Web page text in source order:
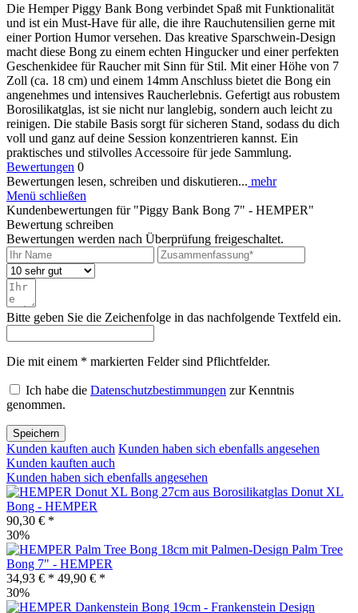
Die Hemper Piggy Bank Bong verbindet Spaß mit Funktionalität
und ist ein Must-Have für alle, die ihre Rauchutensilien gerne mit
einer Portion Humor versehen. Das kreative Sparschwein-Design
macht diese Bong zu einem echten Hingucker und einer perfekten
Geschenkidee für Raucher mit Sinn für Stil. Mit einer Höhe von 7
Zoll (ca. 18 cm) und einem 14mm Anschluss bietet die Bong ein
angenehmes und intensives Raucherlebnis. Gefertigt aus robustem
Borosilikatglas, ist sie nicht nur langlebig, sondern auch leicht zu
reinigen. Die stabile Basis sorgt für sicheren Stand, sodass du dich
voll und ganz auf deine Session konzentrieren kannst. Ein
praktisches und stilvolles Accessoire für jede Sammlung.
Bewertungen 0
Bewertungen lesen, schreiben und diskutieren... mehr
Menü schließen
Kundenbewertungen für "Piggy Bank Bong 7" - HEMPER"
Bewertung schreiben
Bewertungen werden nach Überprüfung freigeschaltet.
Bitte geben Sie die Zeichenfolge in das nachfolgende Textfeld ein.
Die mit einem * markierten Felder sind Pflichtfelder.
Ich habe die Datenschutzbestimmungen zur Kenntnis
genommen.
Speichern
Kunden kauften auch Kunden haben sich ebenfalls angesehen
Kunden kauften auch
Kunden haben sich ebenfalls angesehen
Donut XL
Bong - HEMPER
90,30 € *
30%
Palm Tree
Bong 7" - HEMPER
34,93 € * 49,90 € *
30%